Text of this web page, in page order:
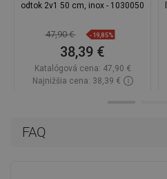
FAQ
odtok 2v1 50 cm, inox - 1030050
47,90 € -19,85%
38,39 €
Katalógová cena: 47,90 €
Najnižšia cena: 38,39 €